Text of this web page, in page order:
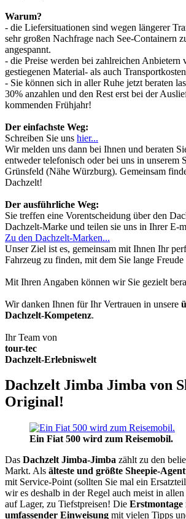
Warum?
- die Liefersituationen sind wegen längerer
sehr großen Nachfrage nach See-Containern
angespannt.
- die Preise werden bei zahlreichen Anbietern
gestiegenen Material- als auch
- Sie können sich in aller Ruhe jetzt beraten
30% anzahlen und den Rest erst bei der
kommenden Frühjahr!
Der einfachste Weg:
Schreiben Sie uns hier...
Wir melden uns dann bei Ihnen und beraten
entweder telefonisch oder bei uns in unserem
Grünsfeld (Nähe Würzburg). Gemeinsam
Dachzelt!
Der ausführliche Weg:
Sie treffen eine Vorentscheidung über den
Dachzelt-Marke und teilen sie uns in Ihrer E-
Zu den Dachzelt-Marken...
Unser Ziel ist es, gemeinsam mit Ihnen Ihr
Fahrzeug zu finden, mit dem Sie lange Freude
Mit Ihren Angaben können wir Sie gezielt
Wir danken Ihnen für Ihr Vertrauen in unsere
Dachzelt-Kompetenz.
Ihr Team von
tour-tec
Dachzelt-Erlebniswelt
Dachzelt Jimba Jimba von
Original!
Ein Fiat 500 wird zum Reisemobil.
Das Dachzelt Jimba-Jimba zählt zu den
Markt. Als älteste und größte Sheepie-
mit Service-Point (sollten Sie mal ein
wir es deshalb in der Regel auch meist in
auf Lager, zu Tiefstpreisen! Die Erstmontage
umfassender Einweisung mit vielen Tipps